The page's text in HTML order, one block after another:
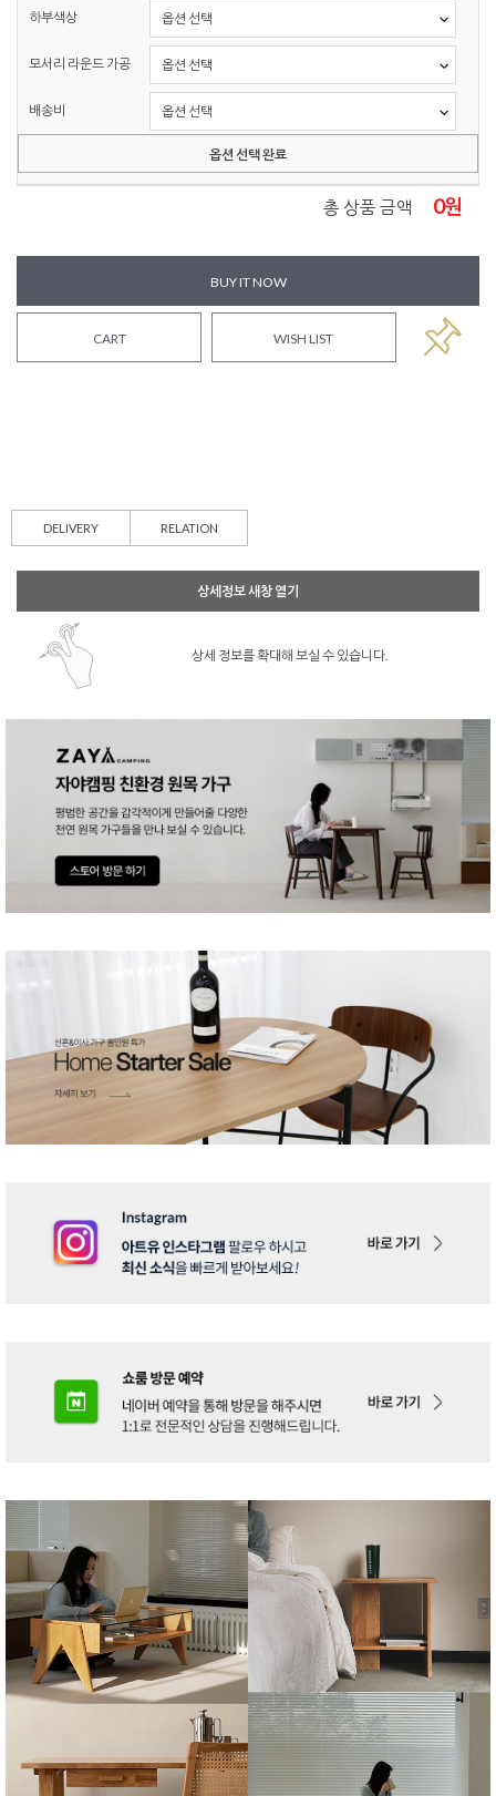
하부색상
모서리 라운드 가공
배송비
옵션 선택 완료
총 상품 금액 0원
BUY IT NOW
CART WISH LIST
DELIVERY RELATION
상세정보 새창 열기
상세 정보를 확대해 보실 수 있습니다.